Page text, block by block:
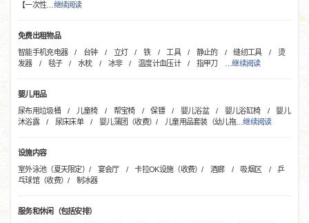
【一次性… 继续阅读
免费出租物品
智能手机充电器 / 台钟 / 立灯 / 铁 / 工具 / 静止的 / 缝纫工具 / 烫
发器 / 毯子 / 水枕 / 冰非 / 温度计血压计 / 指甲刀
…继续阅读
婴儿用品
尿布用垃圾桶 / 儿童椅 / 帮宝椅 / 保镖 / 婴儿浴盆 / 婴儿浴缸椅 / 婴儿
沐浴露 / 尿床床单 / 婴儿蒲团（收费）/ 儿童用品套装（幼儿拖…继续阅读
设施内容
室外泳池（夏天限定）/ 宴会厅 / 卡拉OK设施（收费）/ 酒廊 / 吸烟区 / 乒
乓球馆（收费）/ 制冰器
服务和休闲（包括安排）